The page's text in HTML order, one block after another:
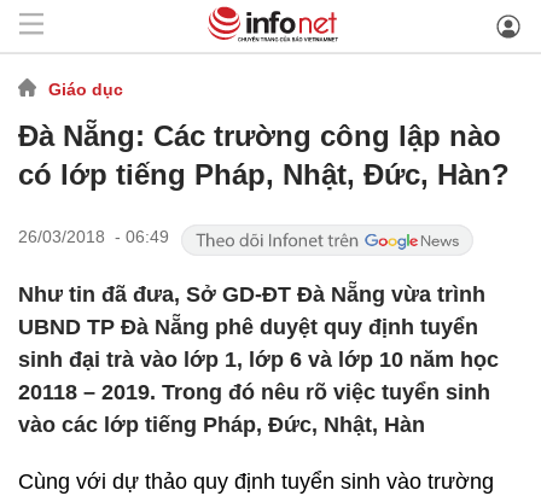
Giáo dục
Đà Nẵng: Các trường công lập nào
có lớp tiếng Pháp, Nhật, Đức, Hàn?
26/03/2018 - 06:49
Như tin đã đưa, Sở GD-ĐT Đà Nẵng vừa trình
UBND TP Đà Nẵng phê duyệt quy định tuyển
sinh đại trà vào lớp 1, lớp 6 và lớp 10 năm học
20118 – 2019. Trong đó nêu rõ việc tuyển sinh
vào các lớp tiếng Pháp, Đức, Nhật, Hàn
Cùng với dự thảo quy định tuyển sinh vào trường